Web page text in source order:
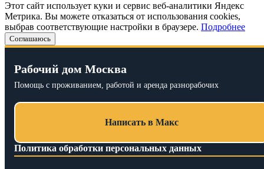
Этот сайт использует куки и сервис веб-аналитики Яндекс
Метрика. Вы можете отказаться от использования cookies,
выбрав соответствующие настройки в браузере. Подробнее
Соглашаюсь
Рабочий дом Москва
Помощь с проживанием, работой и аренда разнорабочих
Написать в Макс
Политика обработки персональных данных